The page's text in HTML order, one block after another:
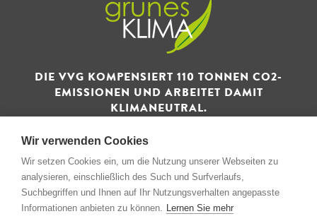
DIE VVG KOMPENSIERT 110 TONNEN CO2-
EMISSIONEN UND ARBEITET DAMIT
KLIMANEUTRAL.
© 1993 - 2026 Verwertungs- und Vertriebsgesellschaft GmbH
Wir verwenden Cookies
Wir setzen Cookies ein, um die Nutzung unserer Webseiten zu
analysieren, einschließlich des Such und Surfverlaufs,
Suchbegriffen und Ihnen auf Ihr Nutzungsverhalten angepasste
Informationen anbieten zu können. Lernen Sie mehr